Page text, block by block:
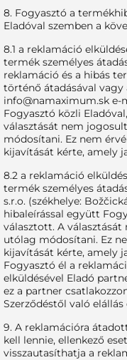
8. Fogyasztó a
Eladóval szemben a
8.1 a reklamáció
termék személyes
reklamáció és a hibás
történő átadásával vagy
info@namaximum.sk e-
Fogyasztó közli
választását nem
módosítani. Ez nem
kijavítását kérte, amely
8.2 a reklamáció
termék személyes
s.r.o. (székhelye:
hibaleírással együtt
választott. A
utólag módosítani. Ez
kijavítását kérte, amely
Fogyasztó él a
elküldésével Eladó
ez a partner
Szerződéstől való
9. A reklamációra
kell lennie, ellenkező
visszautasíthatja a